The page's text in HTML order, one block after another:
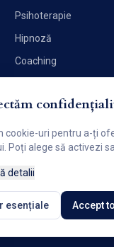
Psihoterapie
Hipnoză
Coaching
Terapie de cuplu
cookie-uri pentru a-ți
Poți alege să activezi
detalii
esențiale Accept